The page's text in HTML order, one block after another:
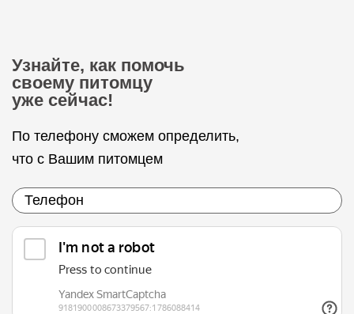
Узнайте, как помочь
своему питомцу
уже сейчас!
По телефону сможем определить,
что с Вашим питомцем